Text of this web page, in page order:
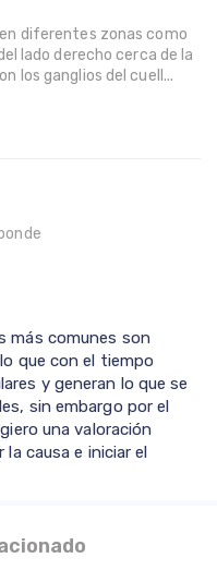
diferentes zonas como
lado derecho cerca de la
los ganglios del cuell...
más comunes son
que con el tiempo
y generan lo que se
sin embargo por el
una valoración
causa e iniciar el